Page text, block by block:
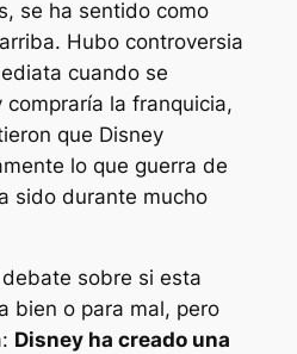
se ha sentido como
Hubo controversia
cuando se
compraría la franquicia,
que Disney
lo que guerra de
sido durante mucho
sobre si esta
bien o para mal, pero
Disney ha creado una